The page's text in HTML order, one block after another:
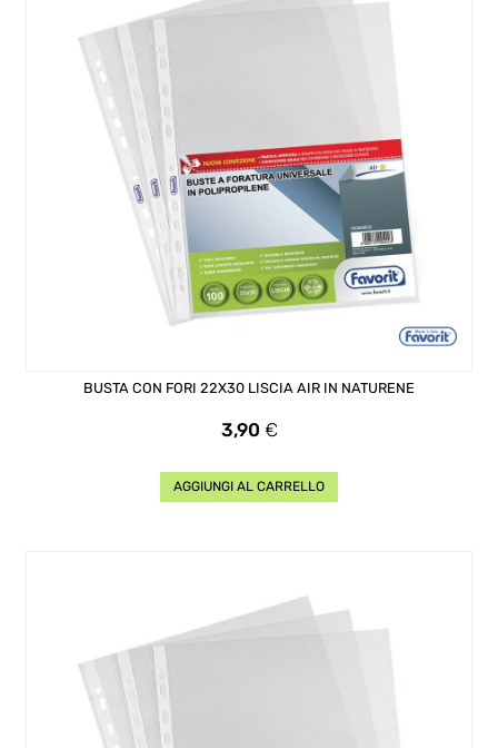
BUSTA CON FORI 22X30 LISCIA AIR IN NATURENE
Prezzo
3,90 €
AGGIUNGI AL CARRELLO